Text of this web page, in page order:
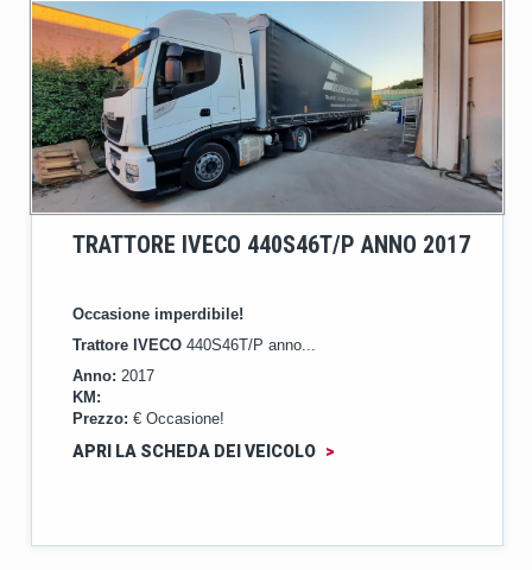
TRATTORE IVECO 440S46T/P ANNO 2017
Occasione imperdibile!
Trattore IVECO 440S46T/P anno...
Anno: 2017
KM:
Prezzo: € Occasione!
APRI LA SCHEDA DEI VEICOLO >